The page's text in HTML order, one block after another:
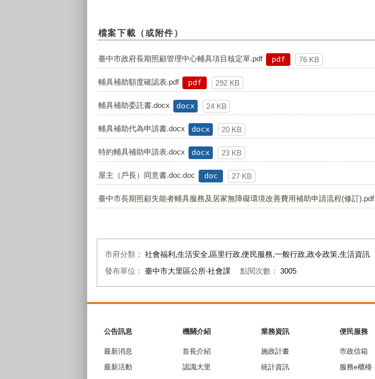
檔案下載（或附件）
臺中市政府長期照顧管理中心輔具項目核定單.pdf pdf 76 KB
輔具補助額度確認表.pdf pdf 292 KB
輔具補助委託書.docx docx 24 KB
輔具補助代為申請書.docx docx 20 KB
特約輔具補助申請表.docx docx 23 KB
屋主（戶長）同意書.doc.doc doc 27 KB
臺中市長期照顧失能者輔具服務及居家無障礙環境改善費用補助申請流程(修訂).pdf
市府分類： 社會福利,生活安全,區里行政,便民服務,一般行政,政令政策,生活資訊
發布單位： 臺中市大里區公所‧社會課 點閱次數： 3005
公告訊息
最新消息
最新活動
機關介紹
首長介紹
認識大里
業務資訊
施政計畫
統計資訊
便民服務
市政信箱
服務e櫃檯